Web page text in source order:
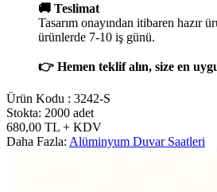
🚚 Teslimat
Tasarım onayından itibaren hazır
ürünlerde 7-10 iş günü.
👉 Hemen teklif alın, size en
Ürün Kodu : 3242-S
Stokta: 2000 adet
680,00 TL + KDV
Daha Fazla: Alüminyum Duvar Saatleri